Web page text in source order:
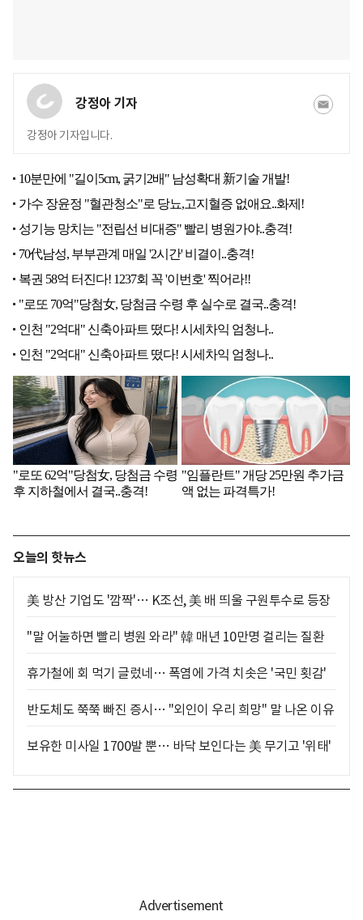
강정아 기자
강정아 기자입니다.
오늘의 핫뉴스
美 방산 기업도 '깜짝'… K조선, 美 배 띄울 구원투수로 등장
"말 어눌하면 빨리 병원 와라" 韓 매년 10만명 걸리는 질환
휴가철에 회 먹기 글렀네… 폭염에 가격 치솟은 '국민 횟감'
반도체도 쭉쭉 빠진 증시… "외인이 우리 희망" 말 나온 이유
보유한 미사일 1700발 뿐… 바닥 보인다는 美 무기고 '위태'